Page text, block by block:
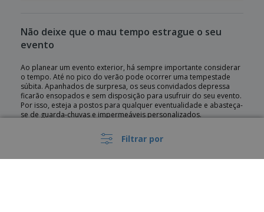
Filtrar por
Não deixe que o mau tempo estrague o seu
evento
Ao planear um evento exterior, há sempre importante considerar
o tempo. Até no pico do verão pode ocorrer uma tempestade
súbita. Apanhados de surpresa, os seus convidados depressa
ficarão ensopados e sem disposição para usufruir do seu evento.
Por isso, esteja a postos para qualquer eventualidade e abasteça-
se de guarda-chuvas e impermeáveis personalizados.
jardim, ou casamento, os nossos guarda-chuvas e impermeáveis
podem salvar o dia. E com a possibilidade de encomendar
pequenos ajuntamentos ao ar livre não serão estragados pelo